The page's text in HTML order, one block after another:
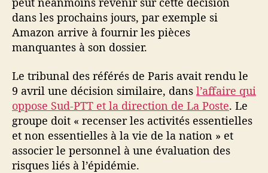
dans les prochains jours, par exemple si
Amazon arrive à fournir les pièces
manquantes à son dossier.
Le tribunal des référés de Paris avait rendu le
9 avril une décision similaire, dans l’affaire qui
oppose Sud-PTT et la direction de La Poste. Le
groupe doit « recenser les activités essentielles
et non essentielles à la vie de la nation » et
associer le personnel à une évaluation des
risques liés à l’épidémie.